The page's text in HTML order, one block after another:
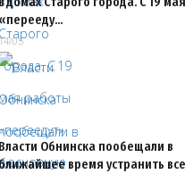
«перееду…
14/05
Власти Обнинска пообещали в
ближайшее время устранить